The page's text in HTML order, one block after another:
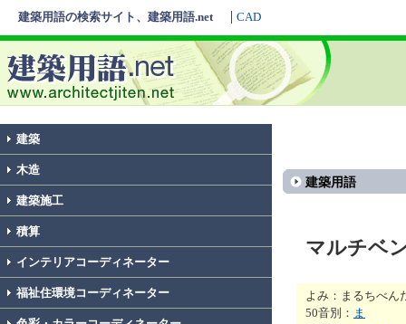
建築用語の検索サイト、建築用語.net CAD
建築
木造
建築施工
積算
インテリアコーディネーター
福祉住環境コーディネーター
建築用語
マルチベ
よみ：まるちべん
50音別： ま